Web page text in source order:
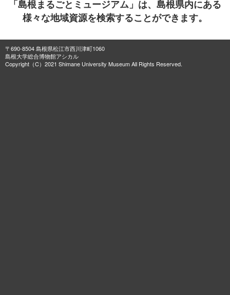
「島根まるごとミュージアム」は、島根県内にある
様々な地域資源を検索することができます。
〒690-8504 島根県松江市西川津町1060
島根大学総合博物館アシカル
Copyright（C）2021 Shimane University Museum All Rights Reserved.